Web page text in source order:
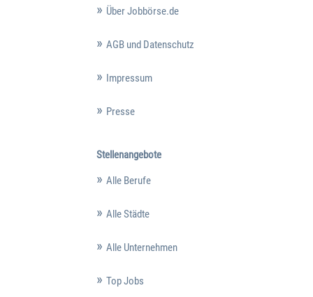
Über Jobbörse.de
AGB und Datenschutz
Impressum
Presse
Stellenangebote
Alle Berufe
Alle Städte
Alle Unternehmen
Top Jobs